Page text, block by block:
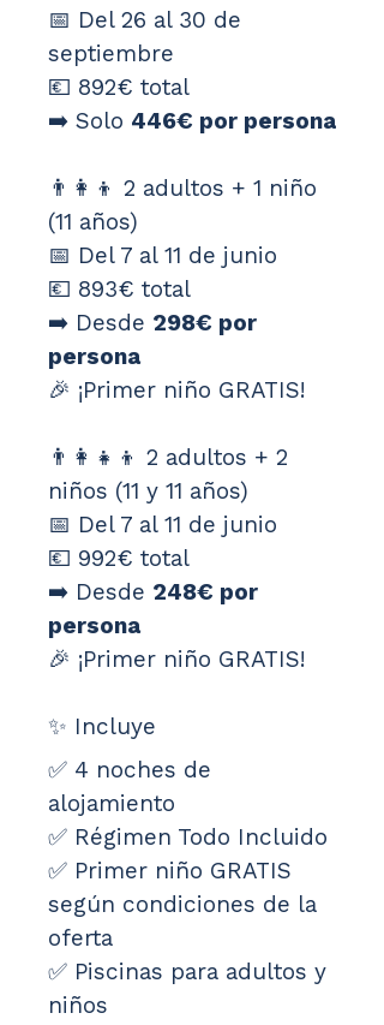
📅 Del 26 al 30 de
septiembre
💶 892€ total
➡️ Solo 446€ por persona
👨‍👩‍👦 2 adultos + 1 niño
(11 años)
📅 Del 7 al 11 de junio
💶 893€ total
➡️ Desde 298€ por
persona
🎉 ¡Primer niño GRATIS!
👨‍👩‍👧‍👦 2 adultos + 2
niños (11 y 11 años)
📅 Del 7 al 11 de junio
💶 992€ total
➡️ Desde 248€ por
persona
🎉 ¡Primer niño GRATIS!
✨ Incluye
✅ 4 noches de
alojamiento
✅ Régimen Todo Incluido
✅ Primer niño GRATIS
según condiciones de la
oferta
✅ Piscinas para adultos y
niños